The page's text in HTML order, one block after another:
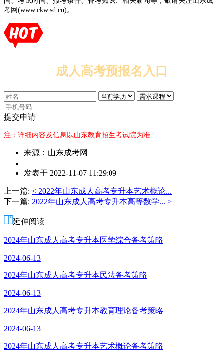
考网(www.ckw.sd.cn)。
成人高考预报名入口
提交申请
注：详细内容及信息以山东教育招生考试院为准
来源：山东成考网
者：
老
师
发表于 2022-11-07 11:29:09
上一篇: < 2022年山东成人高考专升本艺术概论...
下一篇: 2022年山东成人高考专升本高等数学... >
延伸阅读
2024年山东成人高考专升本医学综合备考策略
2024-06-13
2024年山东成人高考专升本民法备考策略
2024-06-13
2024年山东成人高考专升本教育理论备考策略
2024-06-13
2024年山东成人高考专升本艺术概论备考策略